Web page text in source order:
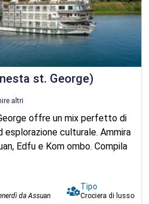
st. George)
e altri
offre un mix perfetto di
culturale. Ammira
Edfu e Kom ombo. Compila
da Assuan
Tipo
Crociera di lusso